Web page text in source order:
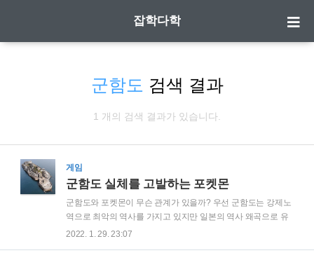
잡학다학
군함도 검색 결과
1 개의 검색 결과가 있습니다.
게임
군함도 실체를 고발하는 포켓몬
군함도와 포켓몬이 무슨 관계가 있을까? 우선 군함도는 강제노
역으로 최악의 역사를 가지고 있지만 일본의 역사 왜곡으로 유
네스코 등재가 되는 등 한국인들에게는 생각도 하기 싫은 섬으
2022. 1. 29. 23:07